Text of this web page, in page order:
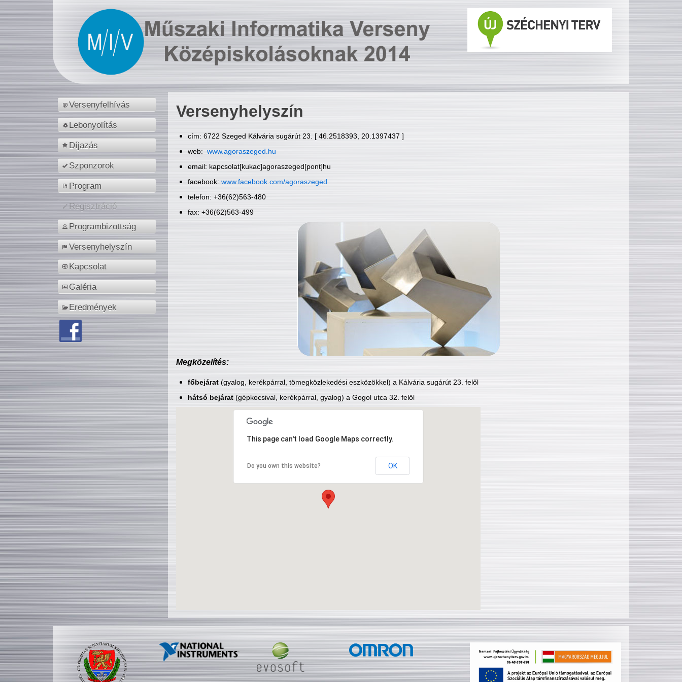
Versenyfelhívás
Lebonyolítás
Díjazás
Szponzorok
Program
Regisztráció
Programbizottság
Versenyhelyszín
Kapcsolat
Galéria
Eredmények
Versenyhelyszín
cím: 6722 Szeged Kálvária sugárút 23. [ 46.2518393, 20.1397437 ]
web: www.agoraszeged.hu
email: kapcsolat[kukac]agoraszeged[pont]hu
facebook: www.facebook.com/agoraszeged
telefon: +36(62)563-480
fax: +36(62)563-499
Megközelítés:
főbejárat(gyalog, kerékpárral, tömegközlekedési eszközökkel) a Kálvária sugárút 23. felől
hátsó bejárat(gépkocsival, kerékpárral, gyalog) a Gogol utca 32. felől
This page can't load Google Maps correctly.
Do you own this website? OK